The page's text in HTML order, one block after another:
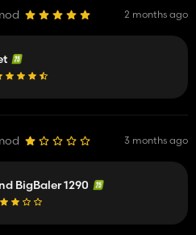
2 months ago
3 months ago
BigBaler 1290